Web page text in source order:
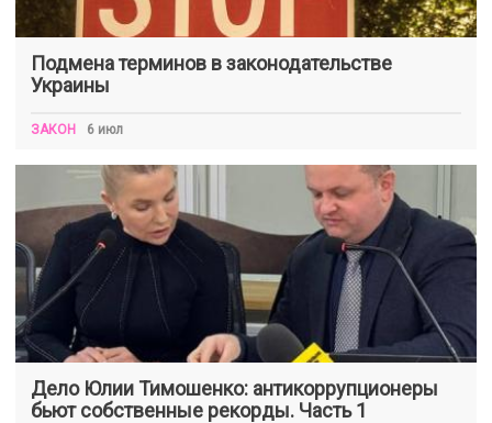
Подмена терминов в законодательстве
Украины
ЗАКОН 6 июл
Дело Юлии Тимошенко: антикоррупционеры
бьют собственные рекорды. Часть 1